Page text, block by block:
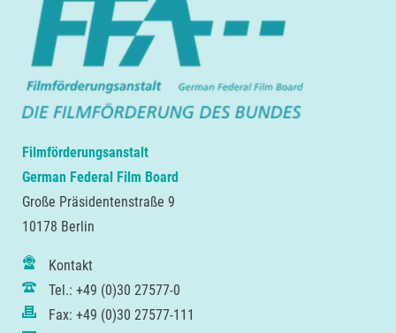
Filmförderungsanstalt
German Federal Film Board
Große Präsidentenstraße 9
10178 Berlin
Kontakt
Tel.: +49 (0)30 27577-0
Fax: +49 (0)30 27577-111